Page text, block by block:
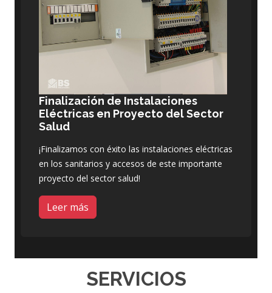
Finalización de Instalaciones
Eléctricas en Proyecto del Sector
Salud
¡Finalizamos con éxito las instalaciones eléctricas
en los sanitarios y accesos de este importante
proyecto del sector salud!
Leer más
SERVICIOS